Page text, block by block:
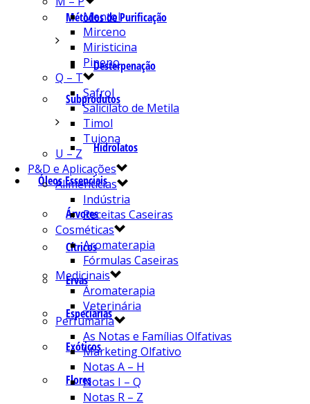
Métodos de Purificação
Desterpenação
Subprodutos
Hidrolatos
Óleos Essenciais
Árvores
Cítricos
Ervas
Especiarias
Exóticos
Flores
Mentol
Mirceno
Miristicina
Pineno
Q – T
Safrol
Salicilato de Metila
Timol
Tujona
U – Z
P&D e Aplicações
Alimentícias
Indústria
Receitas Caseiras
Cosméticas
Aromaterapia
Fórmulas Caseiras
Medicinais
Aromaterapia
Veterinária
Perfumaria
As Notas e Famílias Olfativas
Marketing Olfativo
Notas A – H
Notas I – Q
Notas R – Z